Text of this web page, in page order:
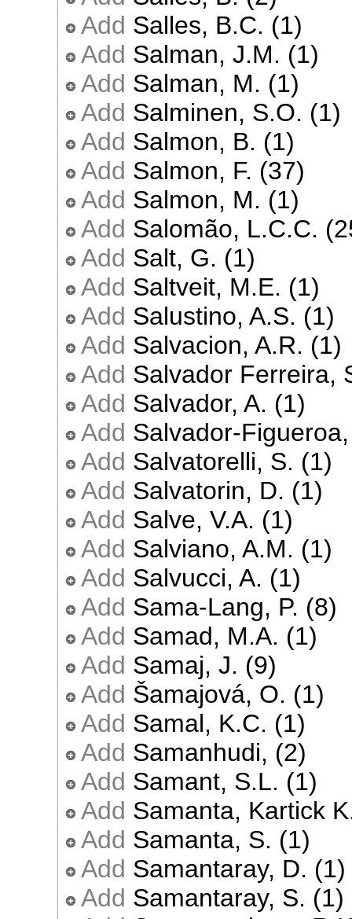
Add Salles, B.C. (1)
Add Salman, J.M. (1)
Add Salman, M. (1)
Add Salminen, S.O. (1)
Add Salmon, B. (1)
Add Salmon, F. (37)
Add Salmon, M. (1)
Add Salomão, L.C.C.
Add Salt, G. (1)
Add Saltveit, M.E. (1)
Add Salustino, A.S. (1)
Add Salvacion, A.R. (1)
Add Salvador Ferreira,
Add Salvador, A. (1)
Add Salvador-
Add Salvatorelli, S. (1)
Add Salvatorin, D. (1)
Add Salve, V.A. (1)
Add Salviano, A.M. (1)
Add Salvucci, A. (1)
Add Sama-Lang, P. (8)
Add Samad, M.A. (1)
Add Samaj, J. (9)
Add Šamajová, O. (1)
Add Samal, K.C. (1)
Add Samanhudi, (2)
Add Samant, S.L. (1)
Add Samanta, Kartick
Add Samanta, S. (1)
Add Samantaray, D. (1)
Add Samantaray, S. (1)